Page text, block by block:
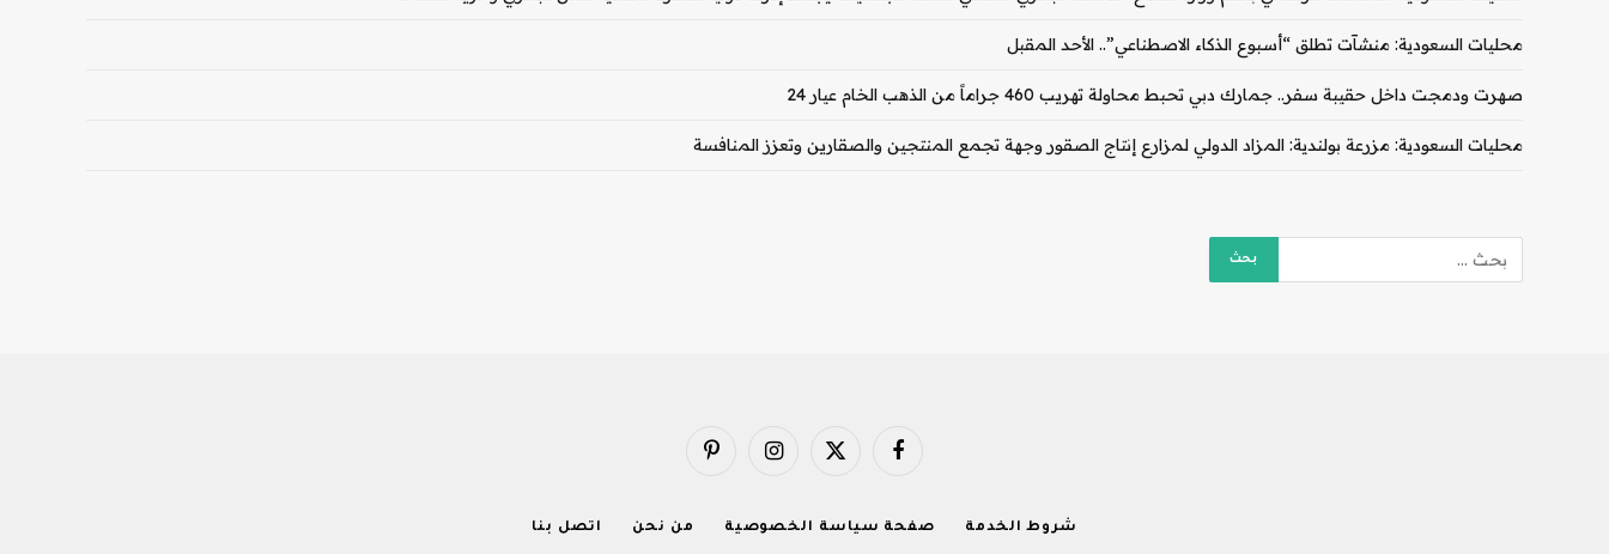
محليات السعودية: منشآت تطلق “أسبوع الذكاء الاصطناعي”.. الأحد المقبل
صهرت ودمجت داخل حقيبة سفر.. جمارك دبي تحبط محاولة تهريب 460 جراماً من الذهب الخام عيار 24
محليات السعودية: مزرعة بولندية: المزاد الدولي لمزارع إنتاج الصقور وجهة تجمع المنتجين والصقارين وتعزز المنافسة
فيسبوك X
الانستغرامبينتيريست
شروط الخدمة صفحة سياسة الخصوصية من نحن اتصل بنا